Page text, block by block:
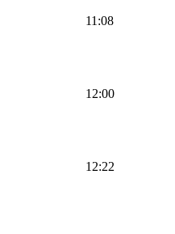
11:08
12:00
12:22